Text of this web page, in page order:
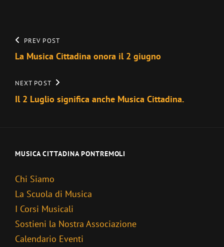
Navigazione
articoli
Previous
Post
PREV POST
La Musica Cittadina onora il 2 giugno
Next
Post
NEXT POST
Il 2 Luglio significa anche Musica Cittadina.
MUSICA CITTADINA PONTREMOLI
Chi Siamo
La Scuola di Musica
I Corsi Musicali
Sostieni la Nostra Associazione
Calendario Eventi